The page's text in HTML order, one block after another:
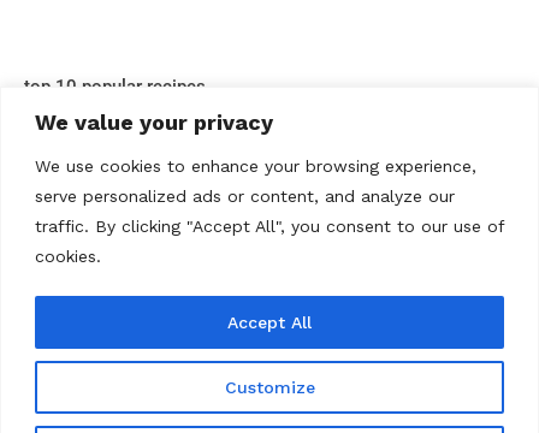
We value your privacy
We use cookies to enhance your browsing experience,
serve personalized ads or content, and analyze our
traffic. By clicking "Accept All", you consent to our use of
cookies.
Customize
Accept All
top 10 popular recipes
Kontakt
Privacy policy Terms Of Use Über uns
@2020 - All Right Reserved. Rezepte Home